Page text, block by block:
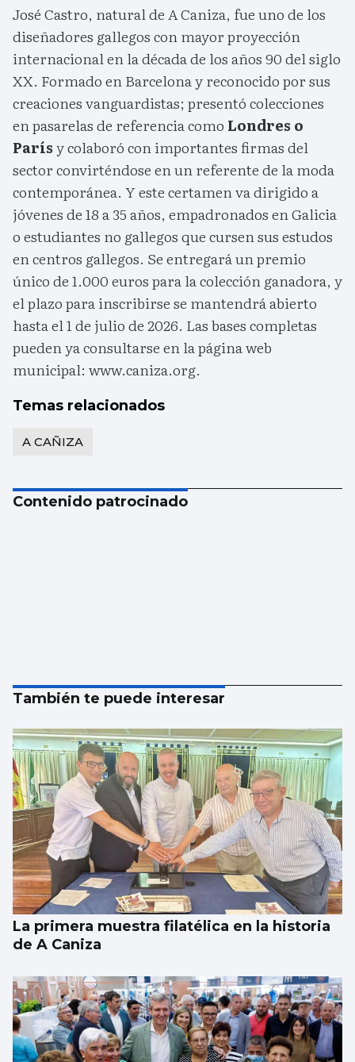
José Castro, natural de A Caniza, fue uno de los
diseñadores gallegos con mayor proyección
internacional en la década de los años 90 del siglo
XX. Formado en Barcelona y reconocido por sus
creaciones vanguardistas; presentó colecciones
en pasarelas de referencia como Londres o
Parísy colaboró con importantes firmas del
sector convirténdose en un referente de la moda
contemporánea. Y este certamen va dirigido a
jóvenes de 18 a 35 años, empadronados en Galicia
o estudiantes no gallegos que cursen sus estudos
en centros gallegos. Se entregará un premio
único de 1.000 euros para la colección ganadora, y
el plazo para inscribirse se mantendrá abierto
hasta el 1 de julio de 2026. Las bases completas
pueden ya consultarse en la página web
municipal: www.caniza.org.
Temas relacionados
A CAÑIZA
Contenido patrocinado
También te puede interesar
La primera muestra filatélica en la historia
de A Caniza